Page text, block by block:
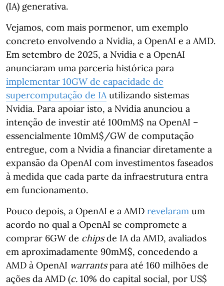
(IA) generativa.
Vejamos, com mais pormenor, um exemplo
concreto envolvendo a Nvidia, a OpenAI e a AMD.
Em setembro de 2025, a Nvidia e a OpenAI
anunciaram uma parceria histórica para
implementar 10GW de capacidade de
supercomputação de IAutilizando sistemas
Nvidia. Para apoiar isto, a Nvidia anunciou a
intenção de investir até 100mM$ na OpenAI –
essencialmente 10mM$/GW de computação
entregue, com a Nvidia a financiar diretamente a
expansão da OpenAI com investimentos faseados
à medida que cada parte da infraestrutura entra
em funcionamento.
Pouco depois, a OpenAI e a AMD revelaram um
acordo no qual a OpenAI se compromete a
comprar 6GW de chipsde IA da AMD, avaliados
em aproximadamente 90mM$, concedendo a
AMD à OpenAI warrantspara até 160 milhões de
ações da AMD (c. 10% do capital social, por US$